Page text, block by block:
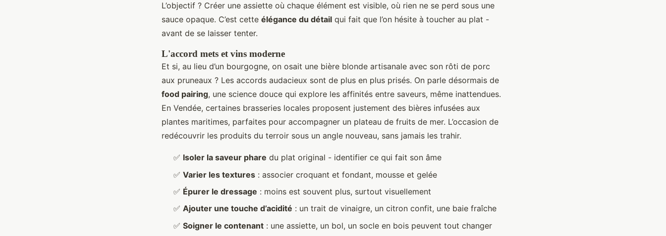
L’objectif ? Créer une assiette où chaque élément est visible, où rien ne se perd sous une
sauce opaque. C’est cette élégance du détail qui fait que l’on hésite à toucher au plat -
avant de se laisser tenter.
L'accord mets et vins moderne
Et si, au lieu d’un bourgogne, on osait une bière blonde artisanale avec son rôti de porc
aux pruneaux ? Les accords audacieux sont de plus en plus prisés. On parle désormais de
food pairing, une science douce qui explore les affinités entre saveurs, même inattendues.
En Vendée, certaines brasseries locales proposent justement des bières infusées aux
plantes maritimes, parfaites pour accompagner un plateau de fruits de mer. L’occasion de
redécouvrir les produits du terroir sous un angle nouveau, sans jamais les trahir.
✅ Isoler la saveur phare du plat original - identifier ce qui fait son âme
✅ Varier les textures : associer croquant et fondant, mousse et gelée
✅ Épurer le dressage : moins est souvent plus, surtout visuellement
✅ Ajouter une touche d’acidité : un trait de vinaigre, un citron confit, une baie fraîche
✅ Soigner le contenant : une assiette, un bol, un socle en bois peuvent tout changer